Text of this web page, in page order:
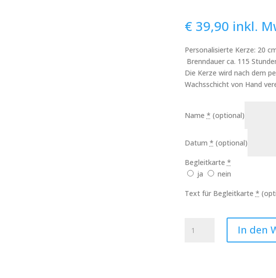
€39,90 inkl.
Personalisierte Kerze: 20
Brenndauer ca. 115
Die Kerze wird nach dem
Wachsschicht von Hand
Name * (optional)
Datum * (optional)
Begleitkarte *
ja
nein
Text für Begleitkarte *
Sternenkind
In den